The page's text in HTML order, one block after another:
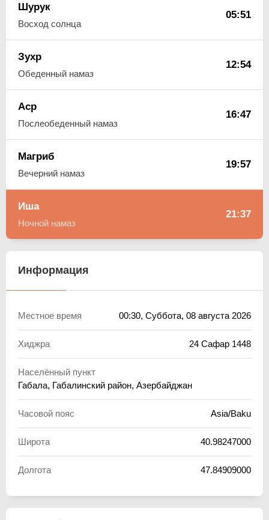
Шурук
Восход солнца
05:51
Зухр
Обеденный намаз
12:54
Аср
Послеобеденный намаз
16:47
Магриб
Вечерний намаз
19:57
Иша
Ночной намаз
21:37
Информация
Местное время 00:30, Суббота, 08 августа 2026
Хиджра 24 Сафар 1448
Населённый пункт
Габала, Габалинский район, Азербайджан
Часовой пояс Asia/Baku
Широта 40.98247000
Долгота 47.84909000